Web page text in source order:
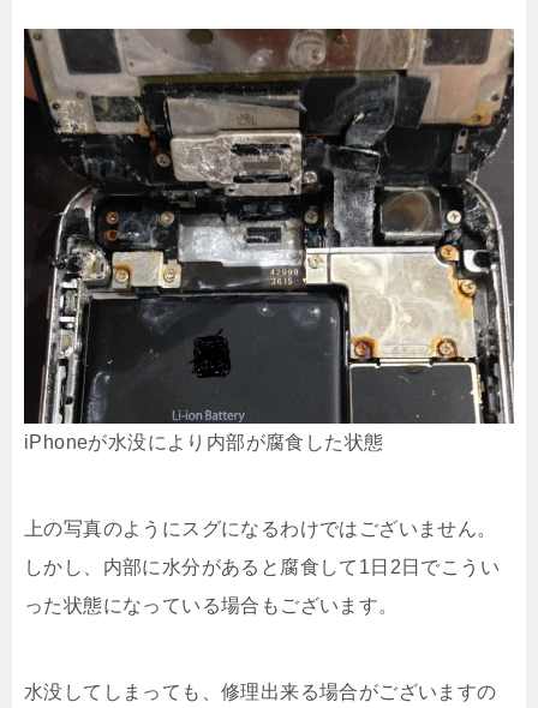
iPhoneが水没により内部が腐食した状態
上の写真のようにスグになるわけではございません。
しかし、内部に水分があると腐食して1日2日でこうい
った状態になっている場合もございます。
水没してしまっても、修理出来る場合がございますの